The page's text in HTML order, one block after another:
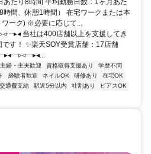
あたり8時間 平均勤務日数：1ヶ月あた
時間、休憩1時間） 在宅ワークまたは本
ーク) ※必要に応じて...
当社は400店舗以上を支援してき
す！ ✨楽天SOY受賞店舗：17店舗
主婦・主夫歓迎 資格取得支援あり
学歴不問
経験者歓迎 ネイルOK 研修あり
在宅OK
交通費支給 駅近5分以内 社割あり
ピアスOK